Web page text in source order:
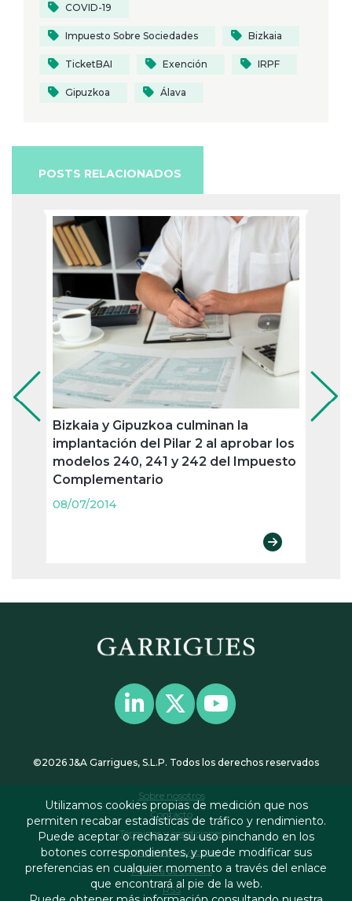
COVID-19
Impuesto Sobre Sociedades Bizkaia
TicketBAI Exención IRPF
Gipuzkoa Álava
POSTS RELACIONADOS
Bizkaia y Gipuzkoa culminan la
implantación del Pilar 2 al aprobar los
modelos 240, 241 y 242 del Impuesto
Complementario
08/07/2014
©2026 J&A Garrigues, S.L.P. Todos los derechos reservados
Sobre nosotros
Contacto
Términos y condiciones
Política de privacidad
Política de cookies
RSS
Utilizamos cookies propias de medición que nos
permiten recabar estadísticas de tráfico y rendimiento.
Puede aceptar o rechazar su uso pinchando en los
botones correspondientes, y puede modificar sus
preferencias en cualquier momento a través del enlace
que encontrará al pie de la web.